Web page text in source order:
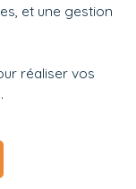
et une gestion
réaliser vos